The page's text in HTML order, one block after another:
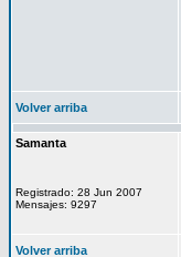
Volver arriba
Samanta
Registrado: 28 Jun 2007
Mensajes: 9297
Volver arriba